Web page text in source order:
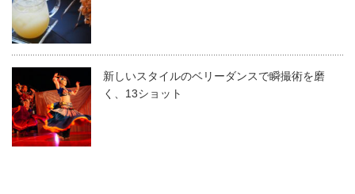
新しいスタイルのベリーダンスで瞬撮術を磨
く、13ショット